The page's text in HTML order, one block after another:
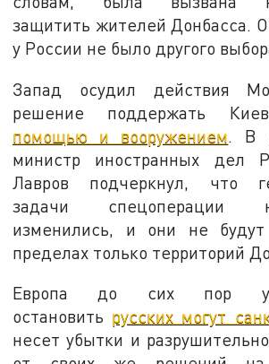
защитить жителей Донбасса.
у России не было другого
Запад осудил действия
решение поддержать
помощью и вооружением . В
министр иностранных дел
Лавров подчеркнул, что
задачи спецоперации
изменились, и они не
пределах только территорий
Европа до сих пор
остановить русских могут
несет убытки и